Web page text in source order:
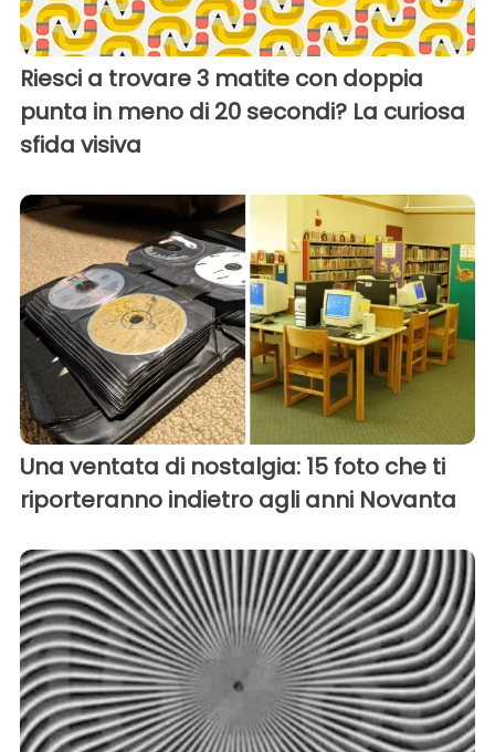
Riesci a trovare 3 matite con doppia
punta in meno di 20 secondi? La curiosa
sfida visiva
Una ventata di nostalgia: 15 foto che ti
riporteranno indietro agli anni Novanta